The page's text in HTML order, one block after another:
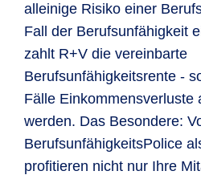
alleinige Risiko einer
Fall der Berufsunfähigkeit
zahlt R+V die vereinbarte
Berufsunfähigkeitsrente -
Fälle Einkommensverluste
werden. Das Besondere:
BerufsunfähigkeitsPolice
profitieren nicht nur Ihre